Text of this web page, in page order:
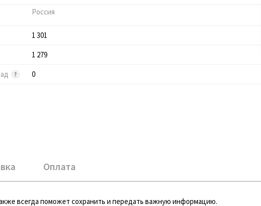
Россия
1 301
1 279
0
Оплата
всегда поможет сохранить и передать важную информацию.